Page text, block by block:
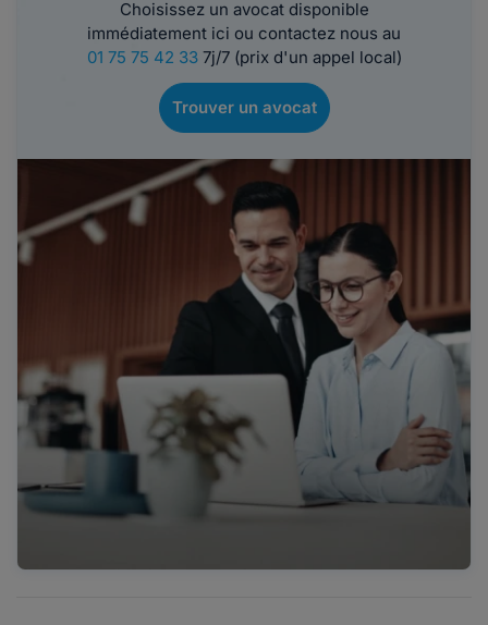
Choisissez un avocat disponible
immédiatement ici ou contactez nous au
01 75 75 42 337j/7 (prix d'un appel local)
Trouver un avocat